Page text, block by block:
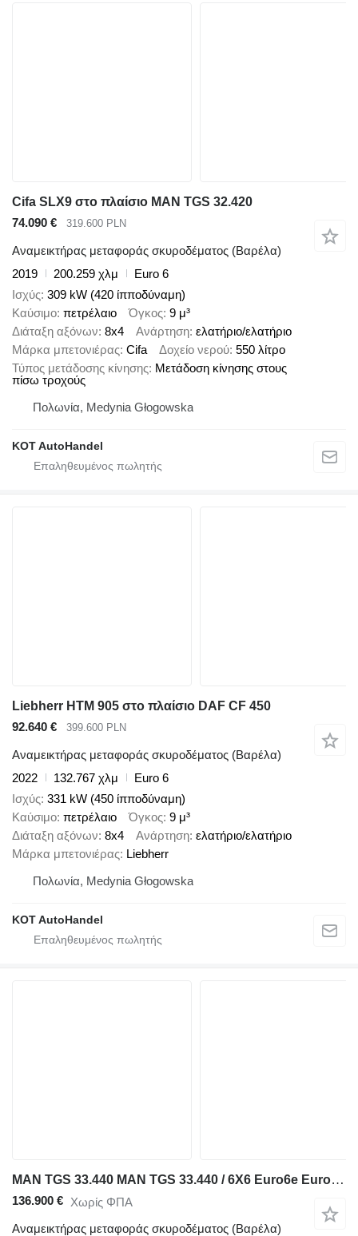
Cifa SLX9 στο πλαίσιο MAN TGS 32.420
74.090 €
319.600 PLN
Αναμεικτήρας μεταφοράς σκυροδέματος (Βαρέλα)
2019
200.259 χλμ
Euro 6
Ισχύς 309 kW (420 ίπποδύναμη)
Καύσιμο πετρέλαιο Όγκος 9 μ³
Διάταξη αξόνων 8x4 Ανάρτηση ελατήριο/ελατήριο
Μάρκα μπετονιέρας Cifa Δοχείο νερού 550 λίτρο
Τύπος μετάδοσης κίνησης Μετάδοση κίνησης στους
πίσω τροχούς
Πολωνία, Medynia Głogowska
KOT AutoHandel
Liebherr HTM 905 στο πλαίσιο DAF CF 450
92.640 €
399.600 PLN
Αναμεικτήρας μεταφοράς σκυροδέματος (Βαρέλα)
2022
132.767 χλμ
Euro 6
Ισχύς 331 kW (450 ίπποδύναμη)
Καύσιμο πετρέλαιο Όγκος 9 μ³
Διάταξη αξόνων 8x4 Ανάρτηση ελατήριο/ελατήριο
Μάρκα μπετονιέρας Liebherr
Πολωνία, Medynia Głogowska
KOT AutoHandel
MAN TGS 33.440 MAN TGS 33.440 / 6X6 Euro6e Euromix MTP EM 7 L
136.900 € Χωρίς ΦΠΑ
Αναμεικτήρας μεταφοράς σκυροδέματος (Βαρέλα)